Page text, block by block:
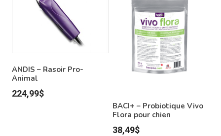
ANDIS – Rasoir Pro-
Animal
224,99$
BACI+ – Probiotique Vivo
Flora pour chien
38,49$